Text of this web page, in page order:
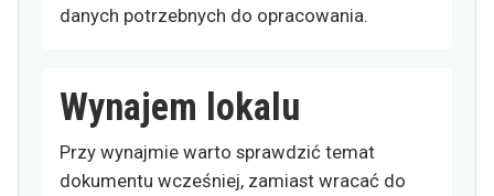
danych potrzebnych do opracowania.
Wynajem lokalu
Przy wynajmie warto sprawdzić temat
dokumentu wcześniej, zamiast wracać do